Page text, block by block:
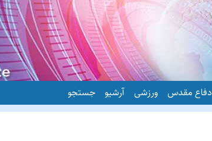
دفاع مقدس ورزشی آرشیو جستجو